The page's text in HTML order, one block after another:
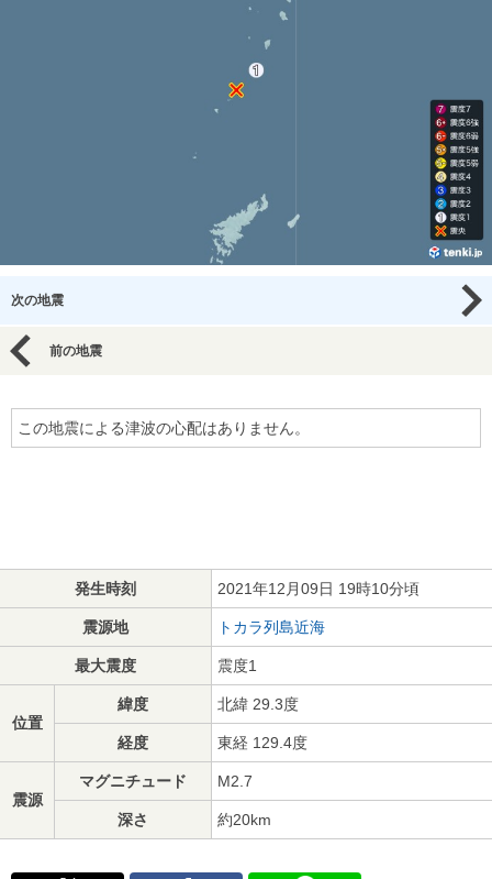
次の地震
前の地震
この地震による津波の心配はありません。
発生時刻 2021年12月09日 19時10分頃
震源地 トカラ列島近海
最大震度 震度1
位置
緯度 北緯 29.3度
経度 東経 129.4度
震源
マグニチュード M2.7
深さ 約20km